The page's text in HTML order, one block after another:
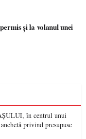
și la volanul unei
în centrul unui
privind presupuse